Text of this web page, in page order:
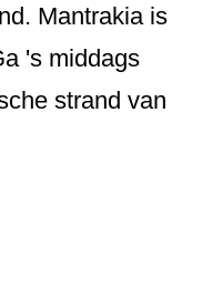
Mantrakia is
's middags
strand van